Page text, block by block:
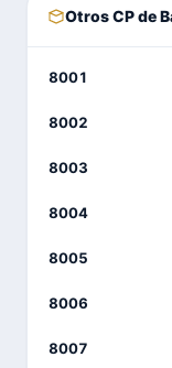
Otros CP de
8001
8002
8003
8004
8005
8006
8007